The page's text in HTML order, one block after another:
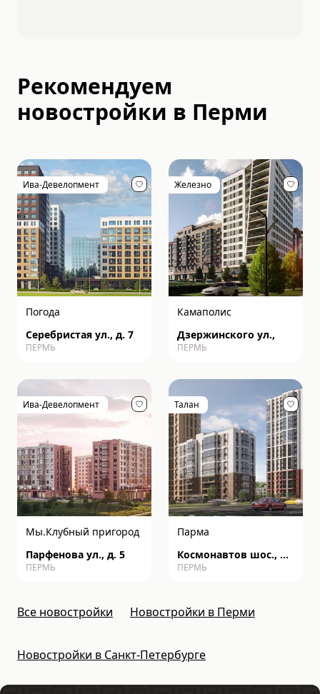
Рекомендуем
новостройки в Перми
Ива-Девелопмент
Погода
Серебристая ул., д. 7
ПЕРМЬ
Железно
Камаполис
Дзержинского ул.,
ПЕРМЬ
Ива-Девелопмент
Мы.Клубный пригород
Парфенова ул., д. 5
ПЕРМЬ
Талан
Парма
Космонавтов шос., д.
162к
ПЕРМЬ
Все новостройки Новостройки в Перми
Новостройки в Санкт-Петербурге